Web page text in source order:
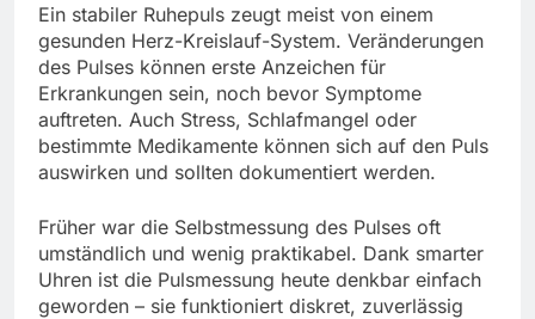
Ein stabiler Ruhepuls zeugt meist von einem
gesunden Herz-Kreislauf-System. Veränderungen
des Pulses können erste Anzeichen für
Erkrankungen sein, noch bevor Symptome
auftreten. Auch Stress, Schlafmangel oder
bestimmte Medikamente können sich auf den Puls
auswirken und sollten dokumentiert werden.
Früher war die Selbstmessung des Pulses oft
umständlich und wenig praktikabel. Dank smarter
Uhren ist die Pulsmessung heute denkbar einfach
geworden – sie funktioniert diskret, zuverlässig